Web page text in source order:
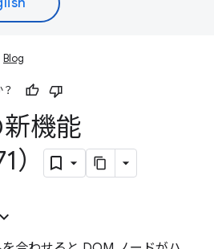
Blog
機能
）